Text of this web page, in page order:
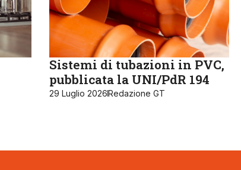
Sistemi di tubazioni in PVC,
pubblicata la UNI/PdR 194
29 Luglio 2026Redazione GT